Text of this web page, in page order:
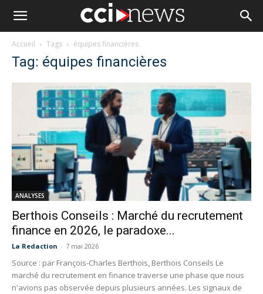
Accueil Tags équipes financières
Tag: équipes financières
ANALYSES
Berthois Conseils : Marché du recrutement
finance en 2026, le paradoxe...
La Redaction - 7 mai 2026
Source : par François-Charles Berthois, Berthois Conseils Le
marché du recrutement en finance traverse une phase que nous
n'avions pas observée depuis plusieurs années. Les signaux de